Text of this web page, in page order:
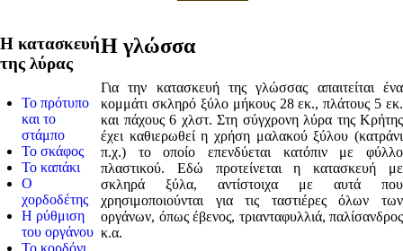
Η κατασκευή
της λύρας
Το πρότυπο
και το
στάμπο
Το σκάφος
Το καπάκι
Ο
χορδοδέτης
Η ρύθμιση
του οργάνου
Το κορδόνι
Η γλώσσα
Για την κατασκευή της γλώσσας απαιτείται ένα
κομμάτι σκληρό ξύλο μήκους 28 εκ., πλάτους 5 εκ.
και πάχους 6 χλστ. Στη σύγχρονη λύρα της Κρήτης
έχει καθιερωθεί η χρήση μαλακού ξύλου (κατράνι
π.χ.) το οποίο επενδύεται κατόπιν με φύλλο
πλαστικού. Εδώ προτείνεται η κατασκευή με
σκληρά ξύλα, αντίστοιχα με αυτά που
χρησιμοποιούνται για τις ταστιέρες όλων των
οργάνων, όπως έβενος, τριανταφυλλιά, παλίσανδρος
κ.α.